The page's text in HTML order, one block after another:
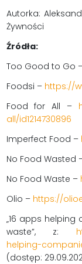
Autorka:
Żywności
Źródła:
Too Good to Go
Foodsi – https://
Food for All –
all/id1214730896
Imperfect Food –
No Food Wasted
No Food Waste –
Olio – https://
„16 apps
waste”, z:
helping-
(dostęp: